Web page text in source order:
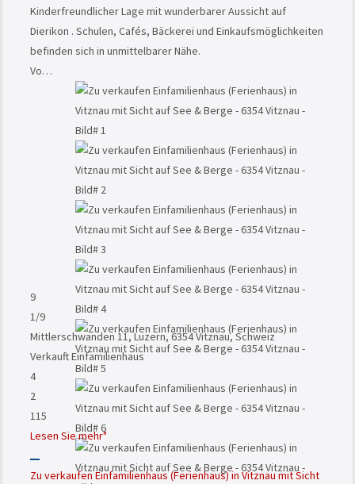
Kinderfreundlicher Lage mit wunderbarer Aussicht auf
Dierikon . Schulen, Cafés, Bäckerei und Einkaufsmöglichkeiten
befinden sich in unmittelbarer Nähe.
Vo…
9
1/9
Mittlerschwanden 11, Luzern, 6354 Vitznau, Schweiz
VerkauftEinfamilienhaus
4
2
115
Lesen Sie mehr"
Zu verkaufen Einfamilienhaus (Ferienhaus) in Vitznau mit Sicht